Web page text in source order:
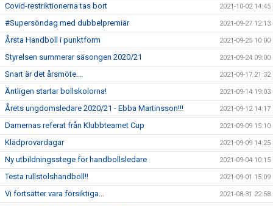
Covid-restriktionerna tas bort 2021-10-02 14:45
#Supersöndag med dubbelpremiär 2021-09-27 12:13
Årsta Handboll i punktform 2021-09-25 10:00
Styrelsen summerar säsongen 2020/21 2021-09-24 09:00
Snart är det årsmöte... 2021-09-17 21:32
Äntligen startar bollskolorna! 2021-09-14 19:03
Årets ungdomsledare 2020/21 - Ebba Martinsson!!! 2021-09-12 14:17
Damernas referat från Klubbteamet Cup 2021-09-09 15:10
Klädprovardagar 2021-09-09 14:25
Ny utbildningsstege för handbollsledare 2021-09-04 10:15
Testa rullstolshandboll!! 2021-09-01 15:09
Vi fortsätter vara försiktiga... 2021-08-31 22:58